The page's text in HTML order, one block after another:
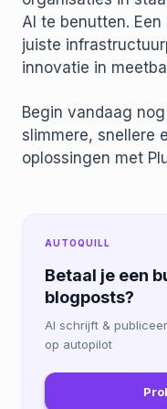
AI te benutten.
juiste
innovatie in
Begin vandaag
slimmere, snellere
oplossingen met
AUTOQUILL
Betaal je een
blogposts?
AI schrijft &
op autopilot